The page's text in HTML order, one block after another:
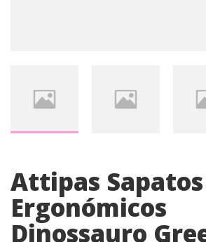
Attipas Sapatos
Ergonómicos
Dinossauro